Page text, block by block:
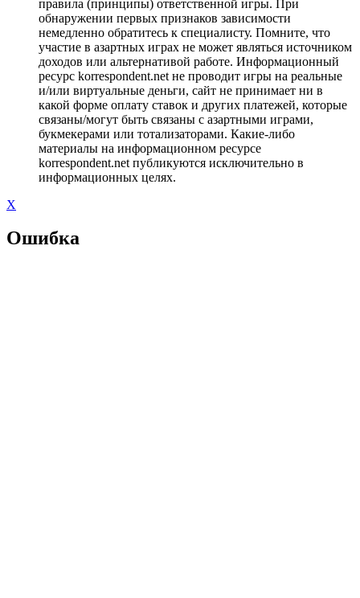
правила (принципы) ответственной игры. При
обнаружении первых признаков зависимости
немедленно обратитесь к специалисту. Помните, что
участие в азартных играх не может являться источником
доходов или альтернативой работе. Информационный
ресурс korrespondent.net не проводит игры на реальные
и/или виртуальные деньги, сайт не принимает ни в
какой форме оплату ставок и других платежей, которые
связаны/могут быть связаны с азартными играми,
букмекерами или тотализаторами. Какие-либо
материалы на информационном ресурсе
korrespondent.net публикуются исключительно в
информационных целях.
X
Ошибка